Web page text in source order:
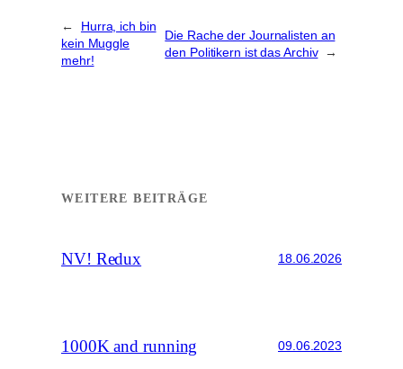
←
Hurra, ich bin
kein Muggle
mehr!
Die Rache der Journalisten an
den Politikern ist das Archiv →
WEITERE BEITRÄGE
NV! Redux 18.06.2026
1000K and running 09.06.2023